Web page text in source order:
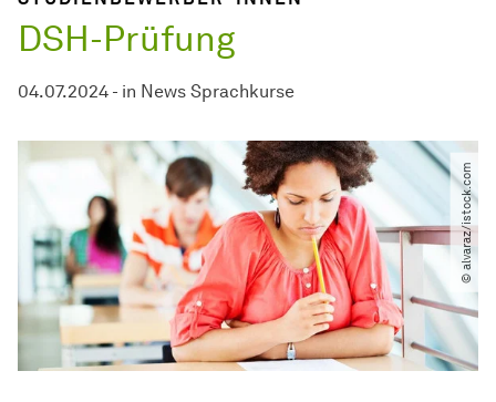
DSH-Prüfung
04.07.2024 - in News Sprachkurse
© alvaraz​/​istock.com